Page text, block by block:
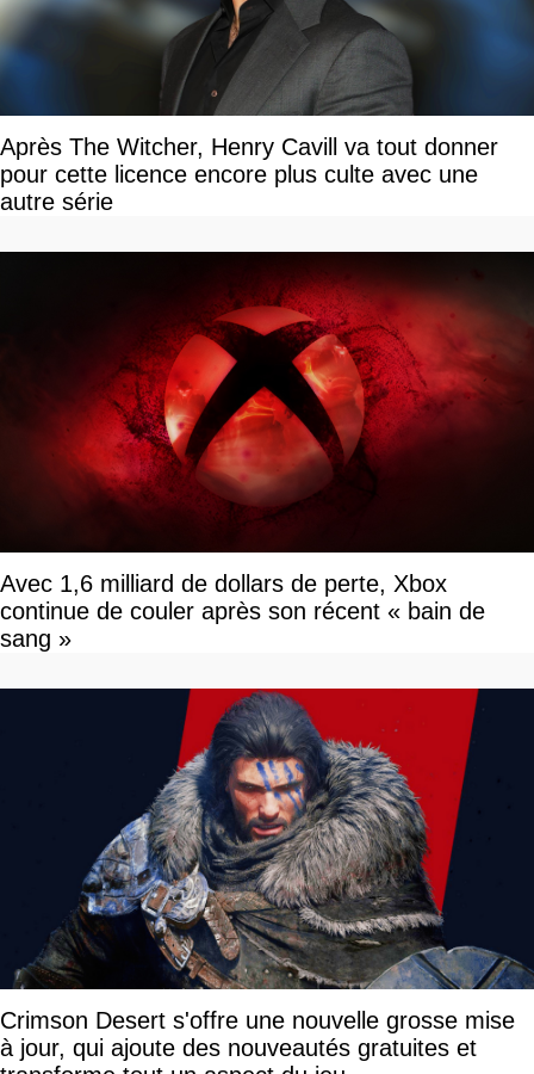
Après The Witcher, Henry Cavill va tout donner
pour cette licence encore plus culte avec une
autre série
Avec 1,6 milliard de dollars de perte, Xbox
continue de couler après son récent « bain de
sang »
Crimson Desert s'offre une nouvelle grosse mise
à jour, qui ajoute des nouveautés gratuites et